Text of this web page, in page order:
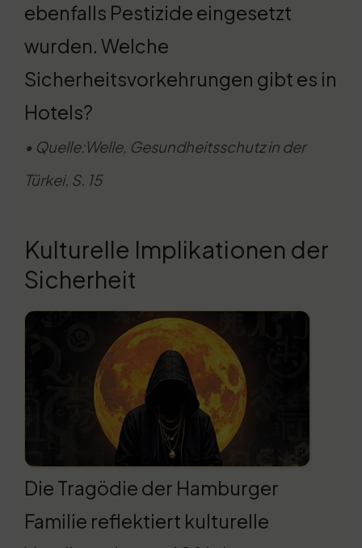
ebenfalls Pestizide eingesetzt
wurden. Welche
Sicherheitsvorkehrungen gibt es in
Hotels?
• Quelle:Welle, Gesundheitsschutz in der
Türkei, S. 15
Kulturelle Implikationen der
Sicherheit
Die Tragödie der Hamburger
Familie reflektiert kulturelle